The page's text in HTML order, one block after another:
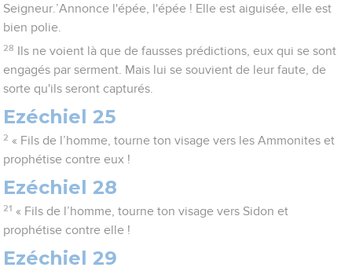
Seigneur.’Annonce l'épée, l'épée ! Elle est aiguisée, elle est
bien polie.
28
Ils ne voient là que de fausses prédictions, eux qui se sont
engagés par serment. Mais lui se souvient de leur faute, de
sorte qu'ils seront capturés.
Ezéchiel 25
2 « Fils de l’homme, tourne ton visage vers les Ammonites et
prophétise contre eux !
Ezéchiel 28
21 « Fils de l’homme, tourne ton visage vers Sidon et
prophétise contre elle !
Ezéchiel 29